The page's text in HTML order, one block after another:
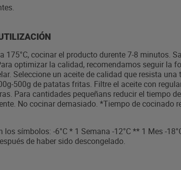
175°C, cocinar el producto durente 7-8 minutos.
optimizar la calidad, recomendamos seguir la
Seleccione un aceite de calidad que resista una
500g de patatas fritas. Filtre el aceite con
Para cantidades pequeñans reducir el tiempo
No cocinar demasiado. *Tiempo de cocinado
los símbolos: -6°C * 1 Semana -12°C ** 1 Mes -
de haber sido descongelado.